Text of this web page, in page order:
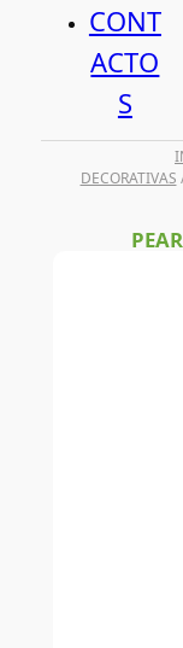
CONT
ACTO
S
DECORATIVAS